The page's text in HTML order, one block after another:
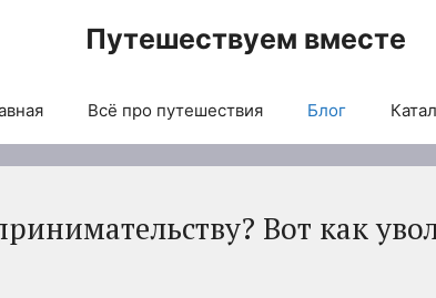
Путешествуем вместе
Всё про путешествия Блог
Вот как